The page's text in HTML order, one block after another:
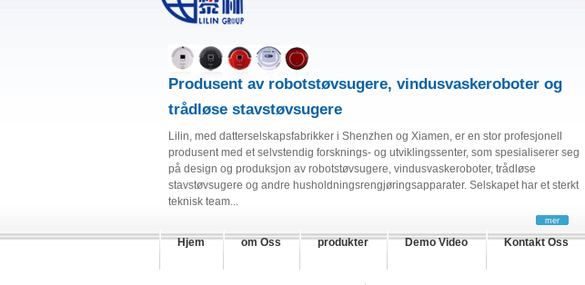
Produsent av robotstøvsugere, vindusvaskeroboter og
trådløse stavstøvsugere
Lilin, med datterselskapsfabrikker i Shenzhen og Xiamen, er en stor profesjonell
produsent med et selvstendig forsknings- og utviklingssenter, som spesialiserer seg
på design og produksjon av robotstøvsugere, vindusvaskeroboter, trådløse
stavstøvsugere og andre husholdningsrengjøringsapparater. Selskapet har et sterkt
teknisk team...
mer
Hjem om Oss produkter Demo Video Kontakt Oss